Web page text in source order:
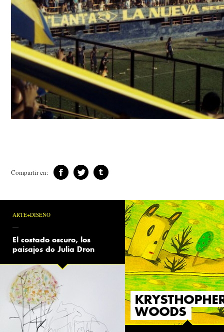
Compartir en:
ARTE+DISEÑO
El costado oscuro, los
paisajes de Julia Dron